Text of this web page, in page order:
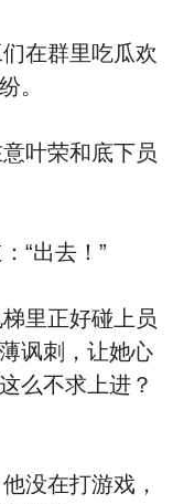
在群里吃瓜欢
。
叶荣和底下员
“出去！”
里正好碰上员
讽刺，让她心
么不求上进？
没在打游戏，